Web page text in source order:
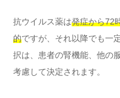
抗ウイルス薬は発症から72
的ですが、それ以降でも一
択は、患者の腎機能、他の
考慮して決定されます。